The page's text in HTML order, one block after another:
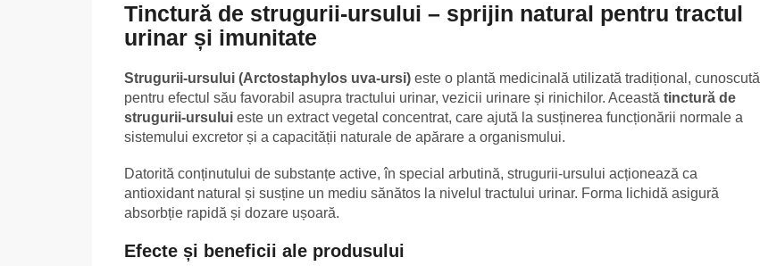
Tinctură de strugurii-ursului – sprijin natural pentru tractul
urinar și imunitate
Strugurii-ursului (Arctostaphylos uva-ursi) este o plantă medicinală utilizată tradițional, cunoscută
pentru efectul său favorabil asupra tractului urinar, vezicii urinare și rinichilor. Această tinctură de
strugurii-ursului este un extract vegetal concentrat, care ajută la susținerea funcționării normale a
sistemului excretor și a capacității naturale de apărare a organismului.
Datorită conținutului de substanțe active, în special arbutină, strugurii-ursului acționează ca
antioxidant natural și susține un mediu sănătos la nivelul tractului urinar. Forma lichidă asigură
absorbție rapidă și dozare ușoară.
Efecte și beneficii ale produsului